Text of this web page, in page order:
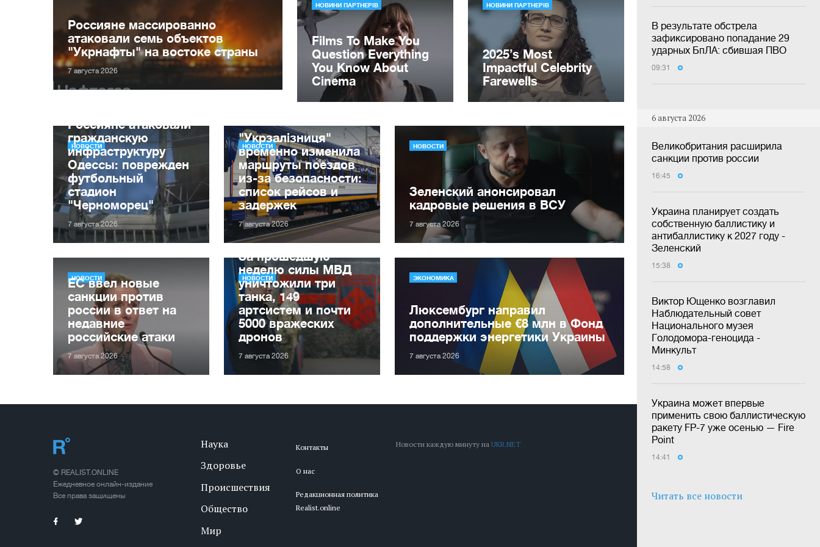
В результате обстрела
зафиксировано попадание 29
ударных БпЛА: сбившая ПВО
09:31
6 августа 2026
Великобритания расширила
санкции против россии
16:45
Украина планирует создать
собственную баллистику и
антибаллистику к 2027 году -
Зеленский
15:38
Виктор Ющенко возглавил
Наблюдательный совет
Национального музея
Голодомора-геноцида -
Минкульт
14:58
Украина может впервые
применить свою баллистическую
ракету FP-7 уже осенью — Fire
Point
14:41
Читать все новости
Россияне массированно
атаковали семь объектов
"Укрнафты" на востоке страны
7 августа 2026
НОВОСТИ
Россияне атаковали
гражданскую
инфраструктуру
Одессы: поврежден
футбольный
стадион
"Черноморец"
7 августа 2026
НОВОСТИ
"Укрзалізниця"
временно изменила
маршруты поездов
из-за безопасности:
список рейсов и
задержек
7 августа 2026
НОВОСТИ
Зеленский анонсировал
кадровые решения в ВСУ
7 августа 2026
НОВОСТИ
ЕС ввел новые
санкции против
россии в ответ на
недавние
российские атаки
7 августа 2026
НОВОСТИ
За прошедшую
неделю силы МВД
уничтожили три
танка, 149
артсистем и почти
5000 вражеских
дронов
7 августа 2026
ЭКОНОМИКА
Люксембург направил
дополнительные €8 млн в Фонд
поддержки энергетики Украины
7 августа 2026
© REALIST.ONLINE
Ежедневное онлайн-издание
Все права защищены
Наука
Здоровье
Происшествия
Общество
Мир
Контакты
О нас
Редакционная политика
Realist.online
Новости каждую минуту наUKR.NET